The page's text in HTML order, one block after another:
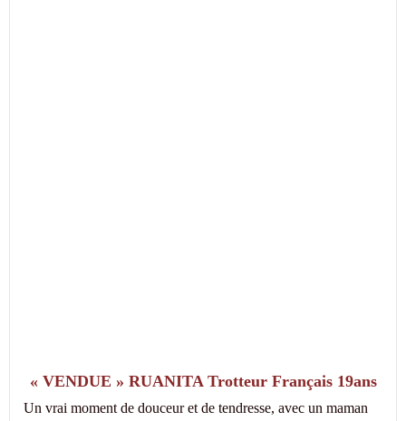
« VENDUE » RUANITA Trotteur Français 19ans
Un vrai moment de douceur et de tendresse, avec un maman